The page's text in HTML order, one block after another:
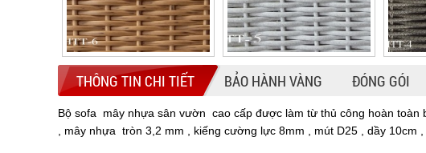
THÔNG TIN CHI TIẾT BẢO HÀNH VÀNG ĐÓNG GÓI
Bộ sofa mây nhựa sân vườn cao cấp được làm từ thủ công hoàn toàn
, mây nhựa tròn 3,2 mm , kiếng cường lực 8mm , mút D25 , dầy 10cm